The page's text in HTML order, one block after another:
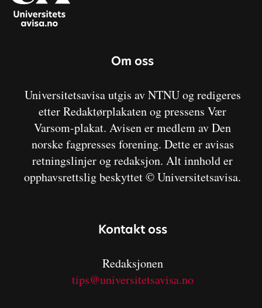
Om oss
Universitetsavisa utgis av NTNU og redigeres
etter Redaktørplakaten og pressens Vær
Varsom-plakat. Avisen er medlem av Den
norske fagpresses forening. Dette er avisas
retningslinjer og redaksjon. Alt innhold er
opphavsrettslig beskyttet © Universitetsavisa.
Kontakt oss
Redaksjonen
tips@universitetsavisa.no